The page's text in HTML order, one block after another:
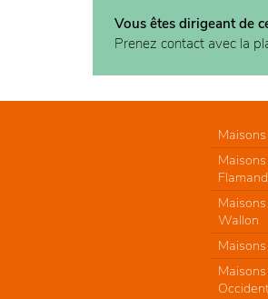
Vous êtes dirigeant de
Prenez contact avec la
Flamand
Wallon